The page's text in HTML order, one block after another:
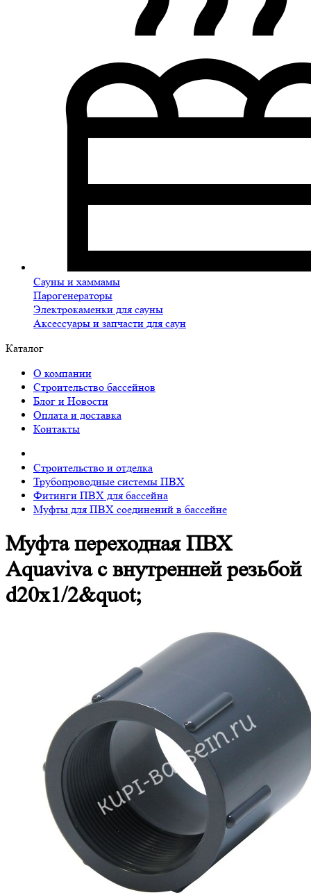
Сауны и хаммамы
Парогенераторы
Электрокаменки для сауны
Аксессуары и запчасти для саун
Каталог
О компании
Строительство бассейнов
Блог и Новости
Оплата и доставка
Контакты
Строительство и отделка
Трубопроводные системы ПВХ
Фитинги ПВХ для бассейна
Муфты для ПВХ соединений в бассейне
Муфта переходная ПВХ
Aquaviva с внутренней резьбой
d20х1/2&quot;